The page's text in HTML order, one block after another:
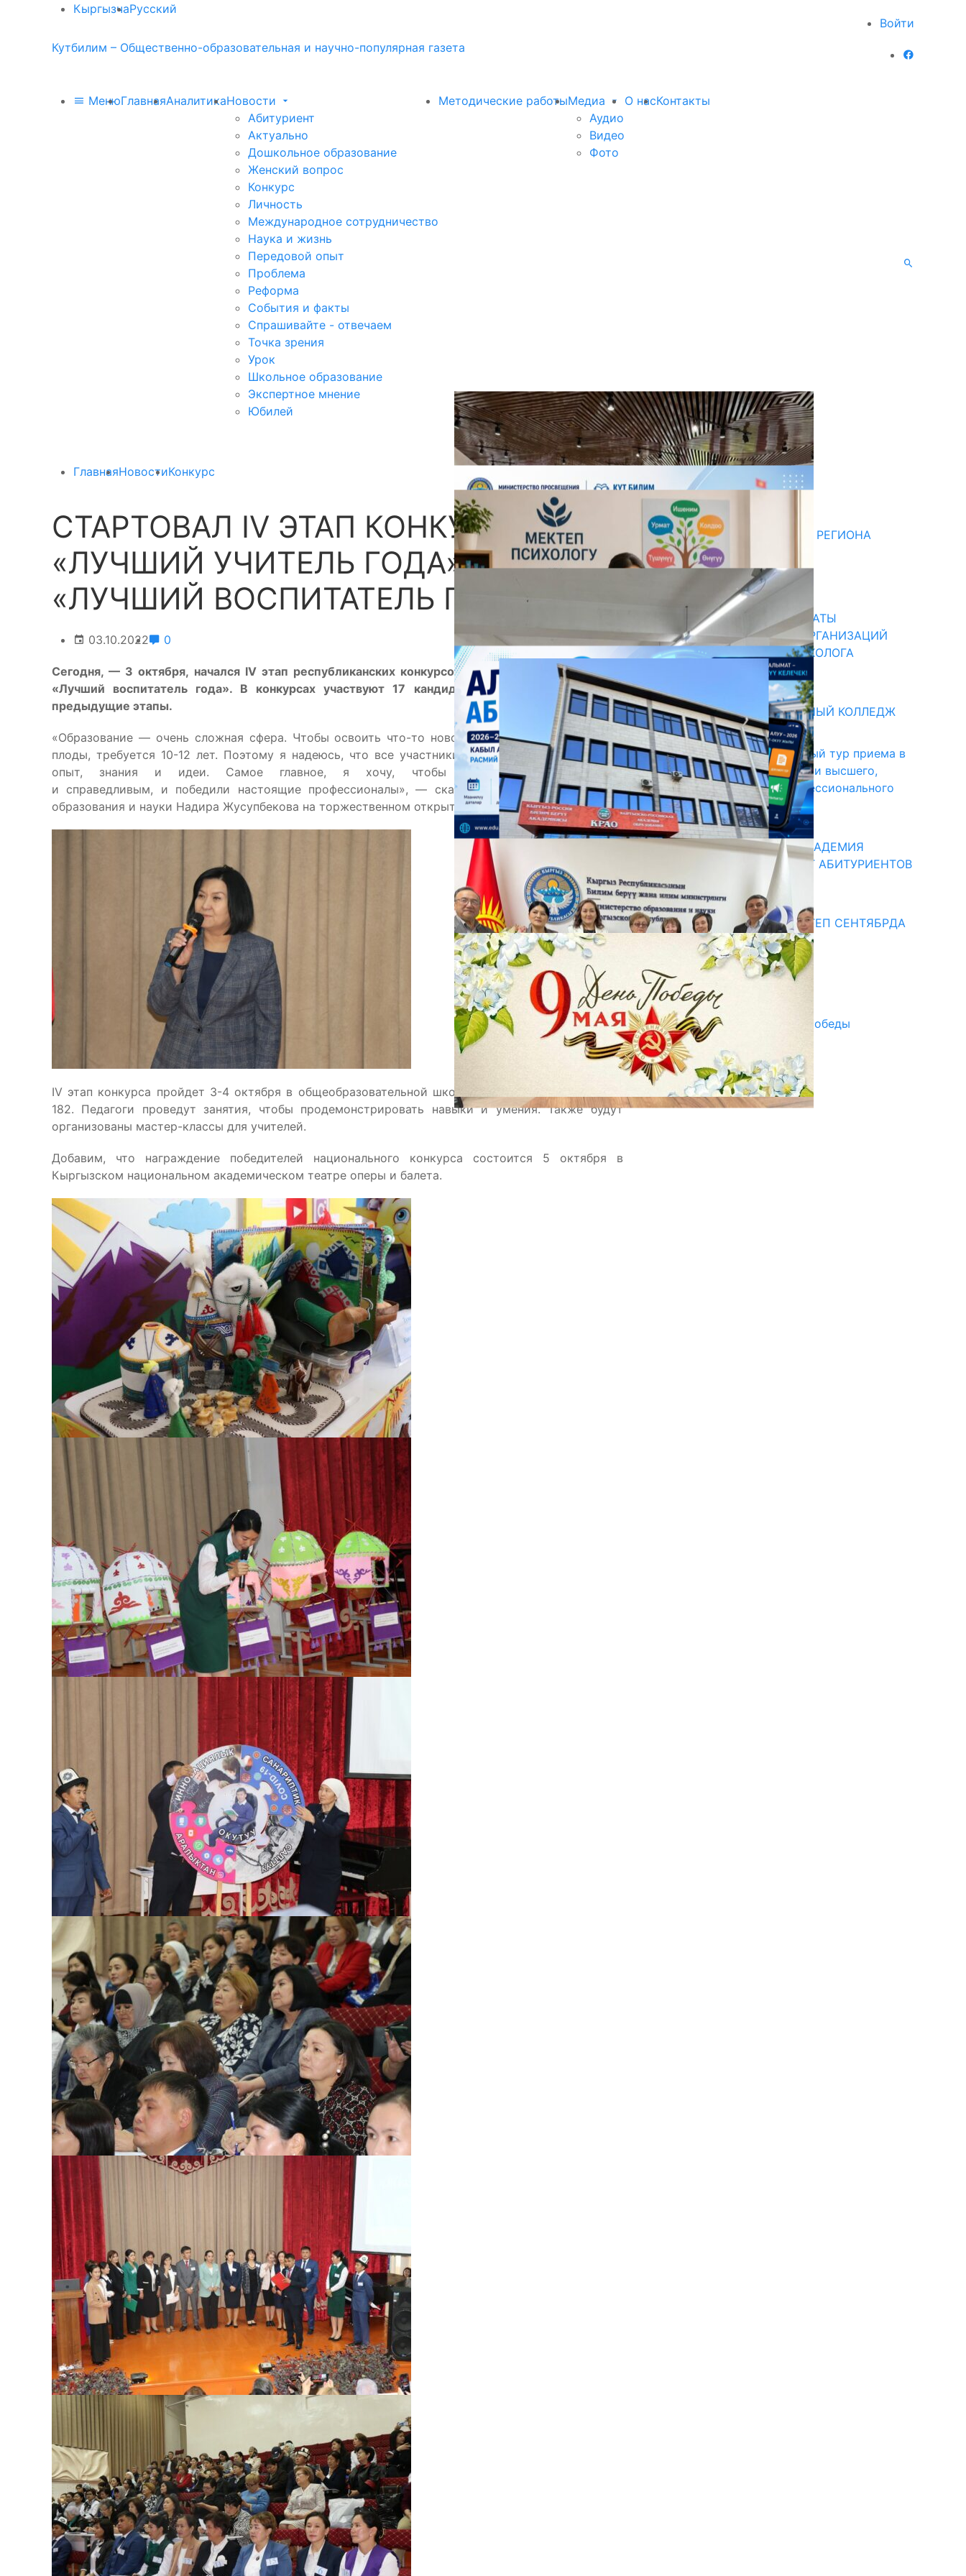
КыргызчаРусский
Войти
Кутбилим – Общественно-образовательная и научно-популярная газета
МенюГлавнаяАналитикаНовости
Абитуриент
Актуально
Дошкольное образование
Женский вопрос
Конкурс
Личность
Международное сотрудничество
Наука и жизнь
Передовой опыт
Проблема
Реформа
События и факты
Спрашивайте - отвечаем
Точка зрения
Урок
Школьное образование
Экспертное мнение
Юбилей
Методические работыМедиа
Аудио
Видео
Фото
О насКонтакты
ГлавнаяНовостиКонкурс
СТАРТОВАЛ IV ЭТАП КОНКУРСА
«ЛУЧШИЙ УЧИТЕЛЬ ГОДА» И
«ЛУЧШИЙ ВОСПИТАТЕЛЬ ГОДА»
03.10.2022 0
Сегодня, — 3 октября, начался IV этап республиканских конкурсов «Лучший учитель года» и
«Лучший воспитатель года». В конкурсах участвуют 17 кандидатов, успешно прошедших
предыдущие этапы.
«Образование — очень сложная сфера. Чтобы освоить что-то новое в этой сфере и пожинать
плоды, требуется 10-12 лет. Поэтому я надеюсь, что все участники получат в конкурсе новый
опыт, знания и идеи. Самое главное, я хочу, чтобы конкурс был открытым
и справедливым, и победили настоящие профессионалы», — сказала заместитель министра
образования и науки Надира Жусупбекова на торжественном открытии конкурса.
IV этап конкурса пройдет 3-4 октября в общеобразовательной школе № 69 и детском саду №
182. Педагоги проведут занятия, чтобы продемонстрировать навыки и умения. Также будут
организованы мастер-классы для учителей.
Добавим, что награждение победителей национального конкурса состоится 5 октября в
Кыргызском национальном академическом театре оперы и балета.
Последние новости
ДЛЯ МЕТОДИСТОВ ЮЖНОГО РЕГИОНА
НАЧАЛОСЬ ОБУЧЕНИЕ
05.08.2026
В ПРИМЕРНЫЕ ТИПОВЫЕ ШТАТЫ
ОБЩЕОБРАЗОВАТЕЛЬНЫХ ОРГАНИЗАЦИЙ
ВВЕДЕНА ДОЛЖНОСТЬ ПСИХОЛОГА
Абитуриент
БИШКЕКСКИЙ УНИВЕРСАЛЬНЫЙ КОЛЛЕДЖ
17.07.2026
В Кыргызстане начался первый тур приема в
образовательные организации высшего,
среднего и начального профессионального
образования
13.07.2026
КЫРГЫЗКО-РОССИЙСКАЯ АКАДЕМИЯ
ОБРАЗОВАНИЯ ПРИГЛАШАЕТ АБИТУРИЕНТОВ
10.07.2026
Медиа
СУЗАКТА 750 ОРУНДУУ МЕКТЕП СЕНТЯБРДА
ПАЙДАЛАНУУГА БЕРИЛЕТ
07.08.2025
Улуу Жеңиштин жандуу сөзү
29.04.2025
Награды в преддверии Дня Победы
29.04.2025